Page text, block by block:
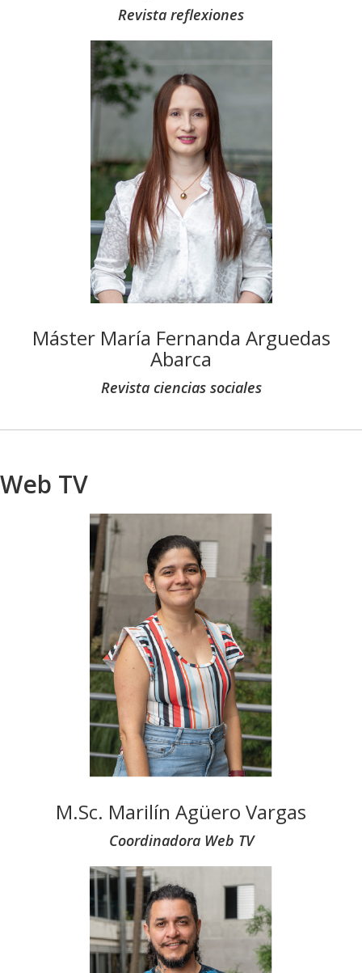
Revista reflexiones
Máster María Fernanda Arguedas
Abarca
Revista ciencias sociales
Web TV
M.Sc. Marilín Agüero Vargas
Coordinadora Web TV